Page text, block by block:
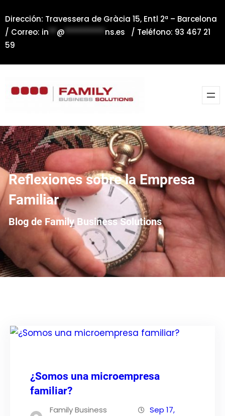
al
contenido
Dirección: Travessera de Gràcia 15, Entl 2ª – Barcelona
/ Correo: in**@**********ns.es / Teléfono: 93 467 21
59
Reflexiones sobre la Empresa
Familiar
Blog de Family Business Solutions
¿Somos una microempresa
familiar?
Family Business
Sep 17,